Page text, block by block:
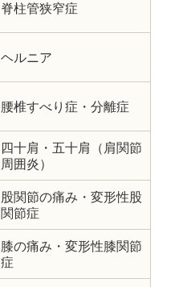
脊柱管狭窄症
ヘルニア
腰椎すべり症・分離症
四十肩・五十肩（肩関節
周囲炎）
股関節の痛み・変形性股
関節症
膝の痛み・変形性膝関節
症